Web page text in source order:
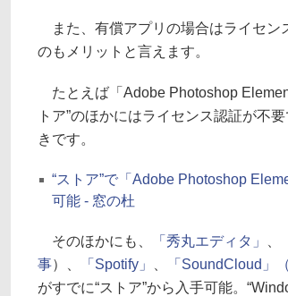
また、有償アプリの場合はライセン
のもメリットと言えます。
たとえば「Adobe Photoshop
トア”のほかにはライセンス認証が不
きです。
“ストア”で「Adobe Photoshop
可能 - 窓の杜
そのほかにも、 「秀丸エディタ」
事）、 「Spotify」 「SoundCloud」
がすでに“ストア”から入手可能。